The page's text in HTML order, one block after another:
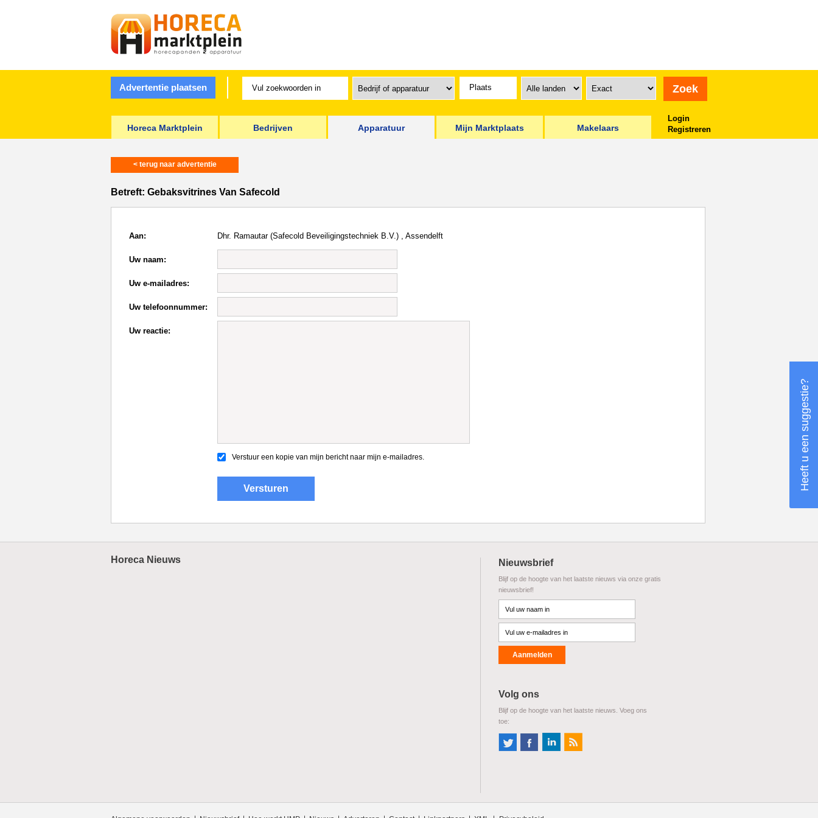
Advertentie plaatsen
Horeca Marktplein Bedrijven Apparatuur Mijn Marktplaats Makelaars
Login
Registreren
< terug naar advertentie
Betreft: Gebaksvitrines Van Safecold
Aan: Dhr. Ramautar (Safecold Beveiligingstechniek B.V.) , Assendelft
Uw naam:
Uw e-mailadres:
Uw telefoonnummer:
Uw reactie:
Verstuur een kopie van mijn bericht naar mijn e-mailadres.
Horeca Nieuws Nieuwsbrief
Blijf op de hoogte van het laatste nieuws via onze gratis
nieuwsbrief!
Volg ons
Blijf op de hoogte van het laatste nieuws. Voeg ons
toe:
Heeft u een suggestie?